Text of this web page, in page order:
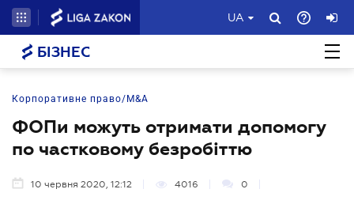
UA
БІЗНЕС
Корпоративне право/M&A
ФОПи можуть отримати допомогу
по частковому безробіттю
10 червня 2020, 12:12 4016 0